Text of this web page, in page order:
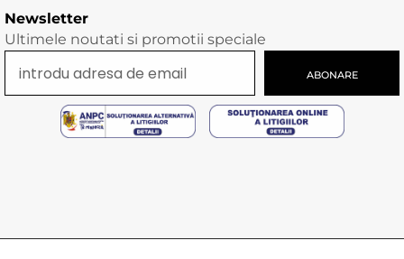
Newsletter
Ultimele noutati si promotii speciale
ABONARE